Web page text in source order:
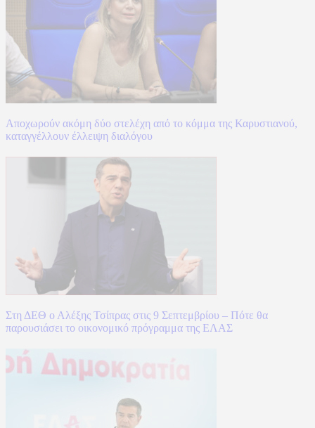
Αποχωρούν ακόμη δύο στελέχη από το κόμμα της Καρυστιανού,
καταγγέλλουν έλλειψη διαλόγου
Στη ΔΕΘ ο Αλέξης Τσίπρας στις 9 Σεπτεμβρίου – Πότε θα
παρουσιάσει το οικονομικό πρόγραμμα της ΕΛΑΣ